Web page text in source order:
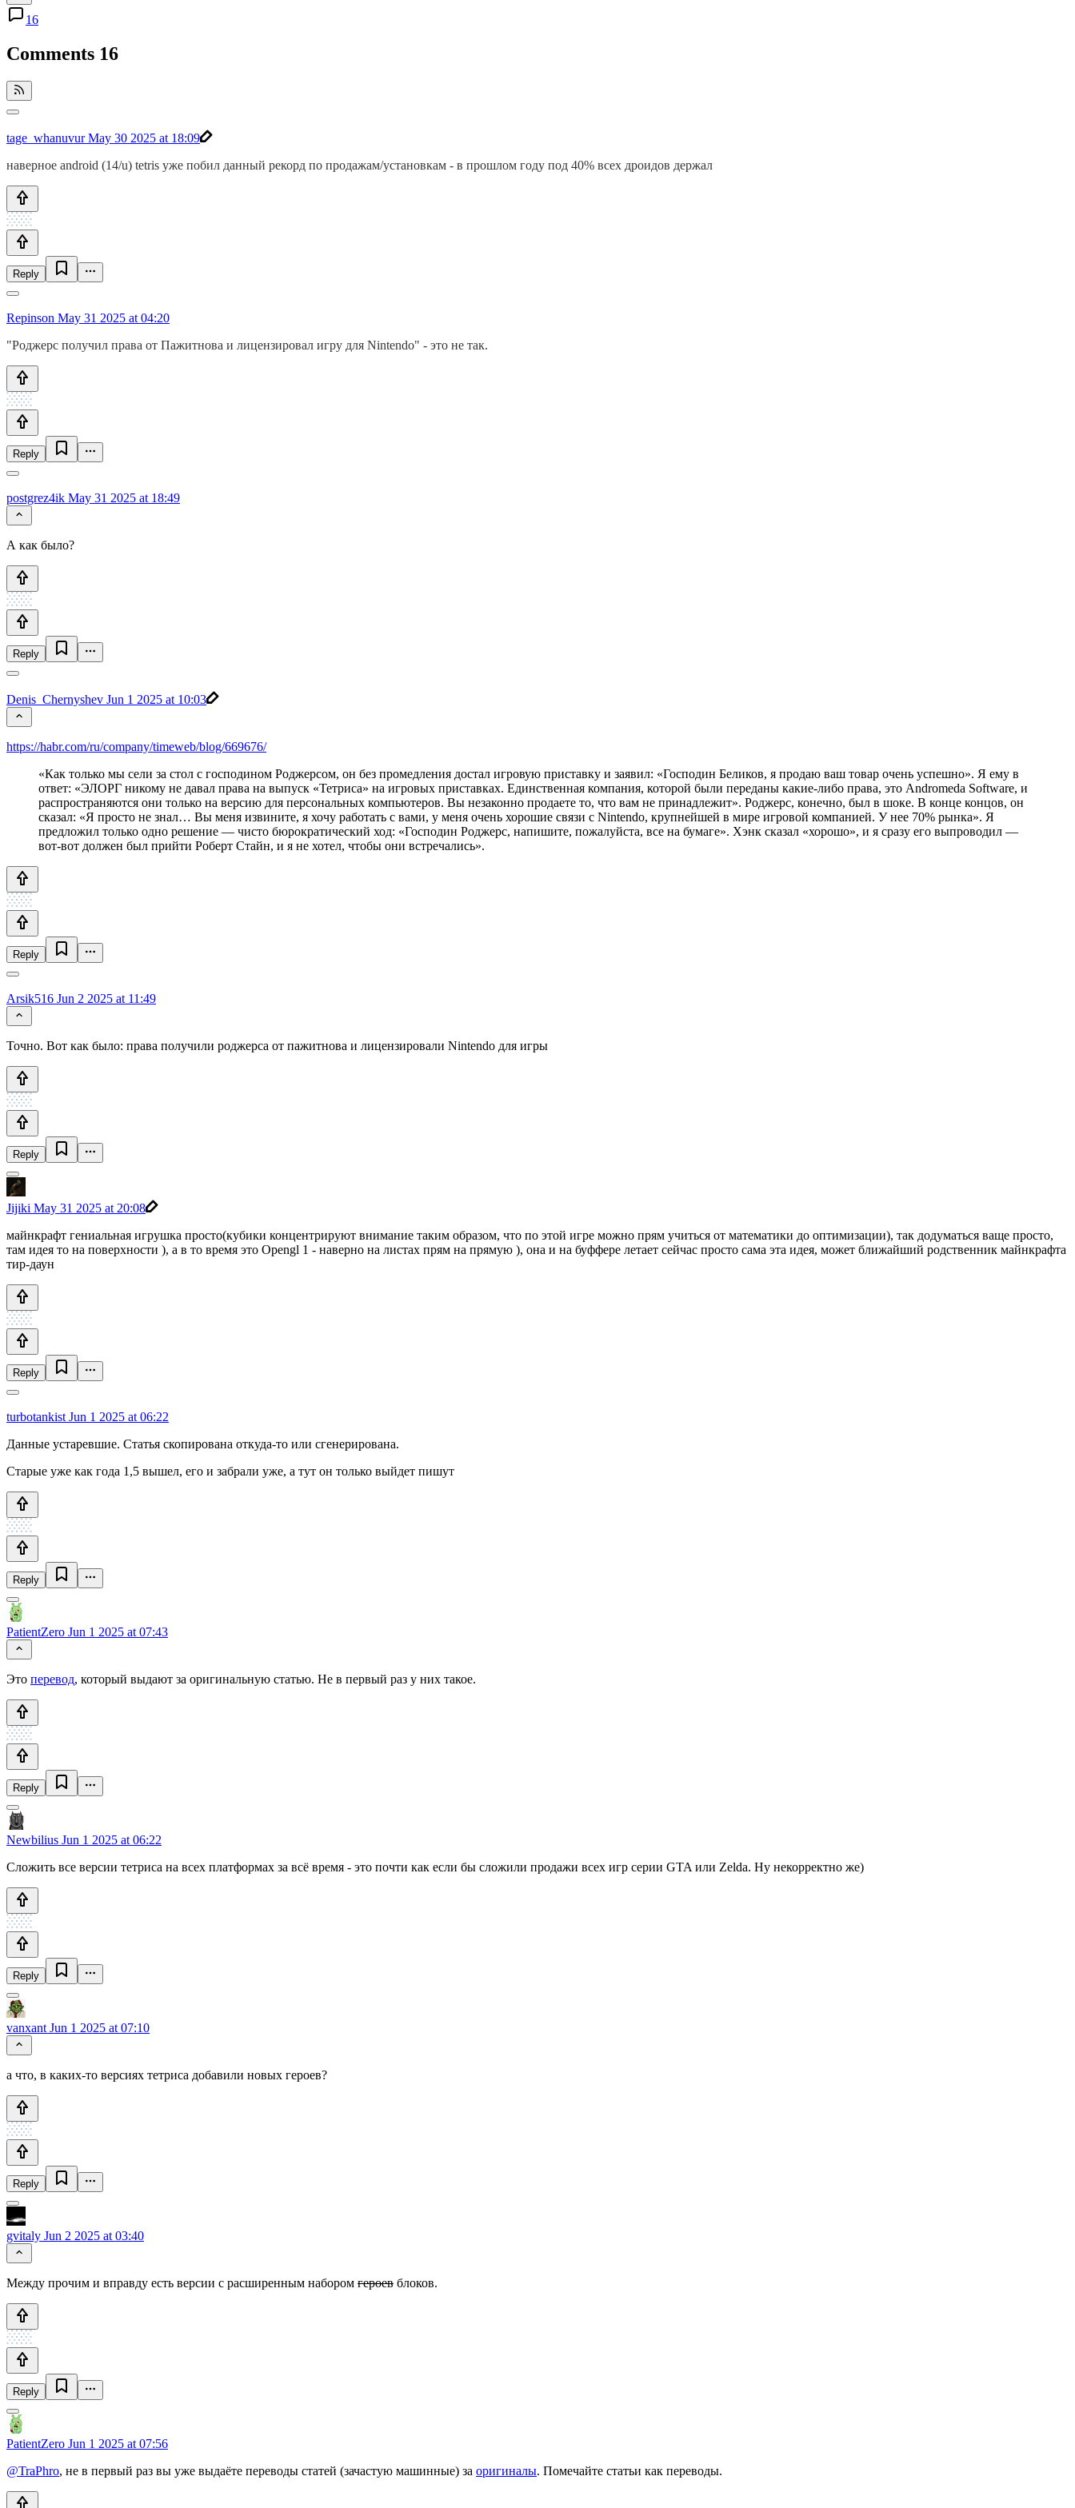
16
Comments 16
tage_whanuvurMay 30 2025 at 18:09
наверное android (14/u) tetris уже побил данный рекорд по продажам/установкам - в прошлом году под 40% всех дроидов держал
Reply
Repinson May 31 2025 at 04:20
"Роджерс получил права от Пажитнова и лицензировал игру для Nintendo" - это не так.
Reply
postgrez4ik May 31 2025 at 18:49
А как было?
Reply
Denis_Chernyshev Jun 1 2025 at 10:03
https://habr.com/ru/company/timeweb/blog/669676/
«Как только мы сели за стол с господином Роджерсом, он без промедления достал игровую приставку и заявил: «Господин Беликов, я продаю ваш товар очень успешно». Я ему в
ответ: «ЭЛОРГ никому не давал права на выпуск «Тетриса» на игровых приставках. Единственная компания, которой были переданы какие-либо права, это Andromeda Software, и
распространяются они только на версию для персональных компьютеров. Вы незаконно продаете то, что вам не принадлежит». Роджерс, конечно, был в шоке. В конце концов, он
сказал: «Я просто не знал… Вы меня извините, я хочу работать с вами, у меня очень хорошие связи с Nintendo, крупнейшей в мире игровой компанией. У нее 70% рынка». Я
предложил только одно решение — чисто бюрократический ход: «Господин Роджерс, напишите, пожалуйста, все на бумаге». Хэнк сказал «хорошо», и я сразу его выпроводил —
вот-вот должен был прийти Роберт Стайн, и я не хотел, чтобы они встречались».
Reply
Arsik516 Jun 2 2025 at 11:49
Точно. Вот как было: права получили роджерса от пажитнова и лицензировали Nintendo для игры
Reply
Jijiki May 31 2025 at 20:08
майнкрафт гениальная игрушка просто(кубики концентрируют внимание таким образом, что по этой игре можно прям учиться от математики до оптимизации), так додуматься ваще просто,
там идея то на поверхности ), а в то время это Opengl 1 - наверно на листах прям на прямую ), она и на буффере летает сейчас просто сама эта идея, может ближайший родственник майнкрафта
тир-даун
Reply
turbotankist Jun 1 2025 at 06:22
Данные устаревшие. Статья скопирована откуда-то или сгенерирована.
Старые уже как года 1,5 вышел, его и забрали уже, а тут он только выйдет пишут
Reply
PatientZero Jun 1 2025 at 07:43
Это перевод, который выдают за оригинальную статью. Не в первый раз у них такое.
Reply
Newbilius Jun 1 2025 at 06:22
Сложить все версии тетриса на всех платформах за всё время - это почти как если бы сложили продажи всех игр серии GTA или Zelda. Ну некорректно же)
Reply
vanxant Jun 1 2025 at 07:10
а что, в каких-то версиях тетриса добавили новых героев?
Reply
gvitaly Jun 2 2025 at 03:40
Между прочим и вправду есть версии с расширенным набором героев блоков.
Reply
PatientZero Jun 1 2025 at 07:56
@TraPhro, не в первый раз вы уже выдаёте переводы статей (зачастую машинные) за оригиналы. Помечайте статьи как переводы.